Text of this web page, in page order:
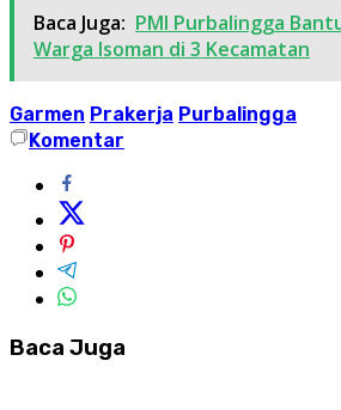
Baca Juga: PMI Purbalingga
Warga Isoman di 3 Kecamatan
Garmen Prakerja Purbalingga
Komentar
Baca Juga